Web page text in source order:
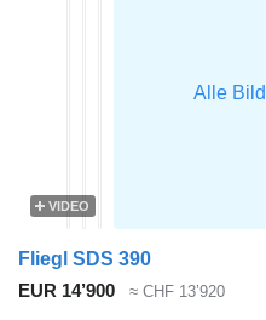
VIDEO
Fliegl SDS 390
EUR 14’900
≈ CHF 13’920